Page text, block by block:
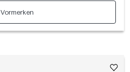
Vormerken